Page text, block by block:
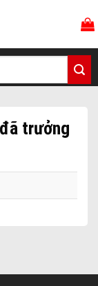
trưởng